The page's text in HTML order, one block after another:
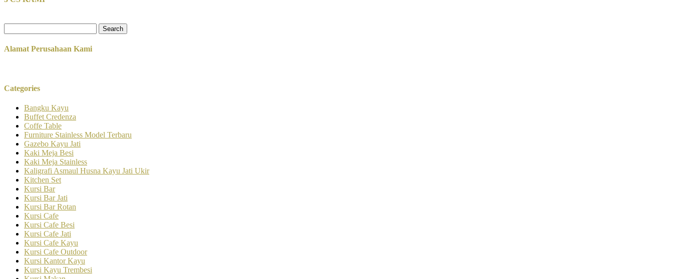
for:
Alamat Perusahaan Kami
Categories
Bangku Kayu
Buffet Credenza
Coffe Table
Furniture Stainless Model Terbaru
Gazebo Kayu Jati
Kaki Meja Besi
Kaki Meja Stainless
Kaligrafi Asmaul Husna Kayu Jati Ukir
Kitchen Set
Kursi Bar
Kursi Bar Jati
Kursi Bar Rotan
Kursi Cafe
Kursi Cafe Besi
Kursi Cafe Jati
Kursi Cafe Kayu
Kursi Cafe Outdoor
Kursi Kantor Kayu
Kursi Kayu Trembesi